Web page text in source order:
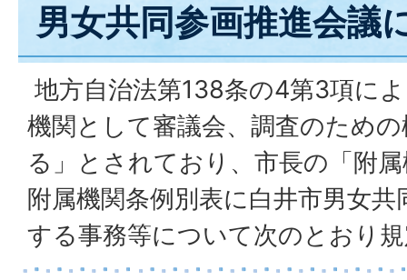
男女共同参画推進会議
地方自治法第138条の4第3項に
機関として審議会、調査のため
る」とされており、市長の「附
附属機関条例別表に白井市男女
する事務等について次のとおり